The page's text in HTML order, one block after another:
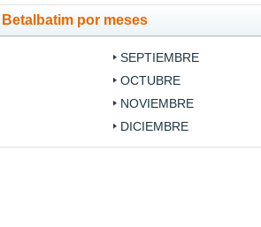
por meses
SEPTIEMBRE
OCTUBRE
NOVIEMBRE
DICIEMBRE